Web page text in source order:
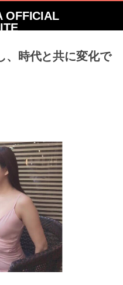
OFFICIAL
、時代と共に変化で